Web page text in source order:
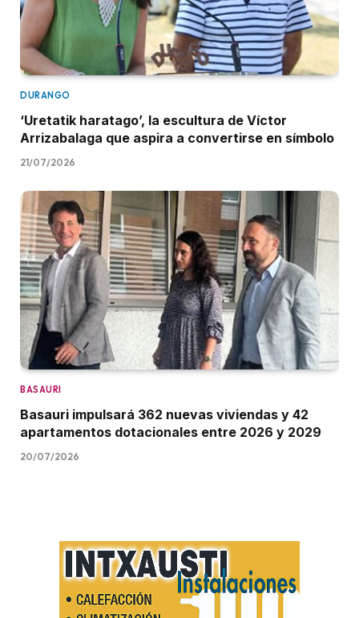
DURANGO
‘Uretatik haratago’, la escultura de Víctor
Arrizabalaga que aspira a convertirse en símbolo
21/07/2026
BASAURI
Basauri impulsará 362 nuevas viviendas y 42
apartamentos dotacionales entre 2026 y 2029
20/07/2026